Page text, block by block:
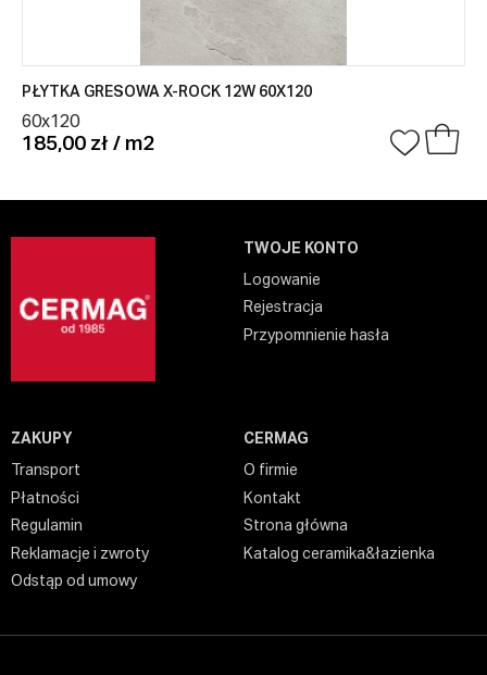
PŁYTKA GRESOWA X-ROCK 12W 60X120
60x120
185,00 zł / m2
TWOJE KONTO
Logowanie
Rejestracja
Przypomnienie hasła
ZAKUPY
Transport
Płatności
Regulamin
Reklamacje i zwroty
Odstąp od umowy
CERMAG
O firmie
Kontakt
Strona główna
Katalog ceramika&łazienka